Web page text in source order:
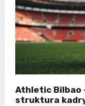
Athletic Bilbao
struktura